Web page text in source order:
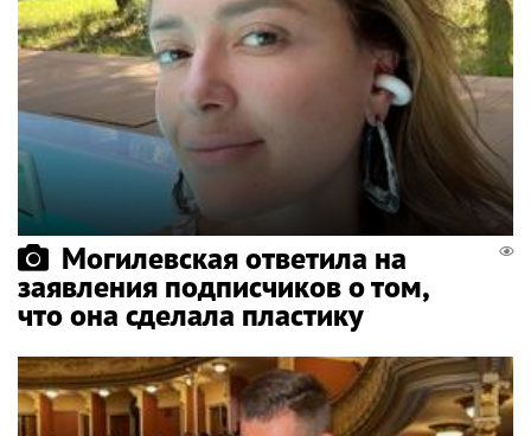
Могилевская ответила на
заявления подписчиков о том,
что она сделала пластику